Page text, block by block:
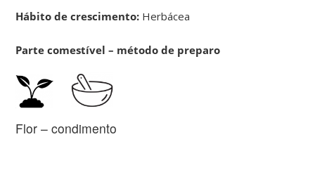
Hábito de crescimento: Herbácea
Parte comestível – método de preparo
Flor – condimento